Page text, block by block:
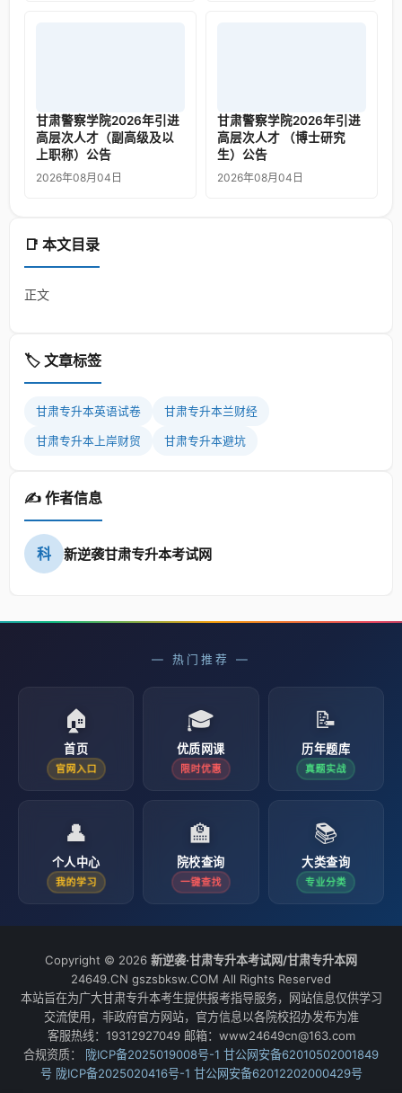
📑 本文目录
正文
🏷️ 文章标签
甘肃专升本英语试卷 甘肃专升本兰财经
甘肃专升本上岸财贸 甘肃专升本避坑
✍️ 作者信息
科 新逆袭甘肃专升本考试网
甘肃警察学院2026年引进
高层次人才（副高级及以
上职称）公告
2026年08月04日
甘肃警察学院2026年引进
高层次人才 （博士研究
生）公告
2026年08月04日
— 热门推荐 —
🏠
首页
官网入口
🎓
优质网课
限时优惠
📝
历年题库
真题实战
👤
个人中心
我的学习
🏫
院校查询
一键查找
📚
大类查询
专业分类
Copyright © 2026 新逆袭·甘肃专升本考试网/甘肃专升本网
24649.CN gszsbksw.COM All Rights Reserved
本站旨在为广大甘肃专升本考生提供报考指导服务，网站信息仅供学习
交流使用，非政府官方网站，官方信息以各院校招办发布为准
客服热线：19312927049 邮箱：www24649cn@163.com
合规资质：
陇ICP备2025019008号-1 甘公网安备62010502001849
号 陇ICP备2025020416号-1 甘公网安备62012202000429号